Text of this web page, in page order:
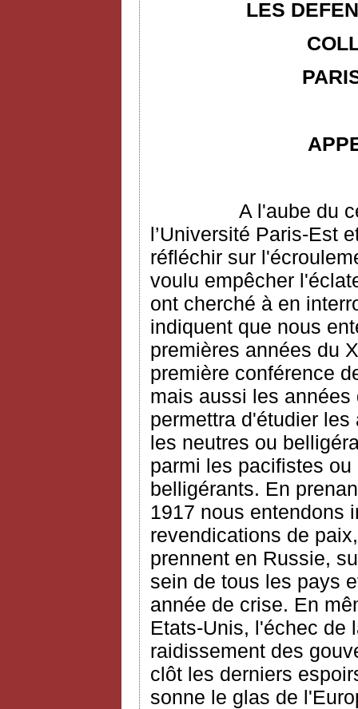
LES
A l'aube du
l’Université Paris-Est
réfléchir sur
voulu empêcher
ont cherché à en
indiquent que nous
premières années du
première conférence
mais aussi les
permettra d'étudier
les neutres ou
parmi les pacifistes
belligérants. En
1917 nous entendons
revendications de
prennent en Russie,
sein de tous les pays
année de crise. En
Etats-Unis, l'échec de
raidissement des
clôt les derniers
sonne le glas de